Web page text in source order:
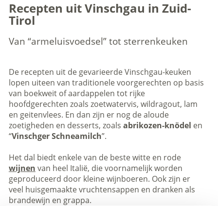
Recepten uit Vinschgau in Zuid-
Tirol
Van “armeluisvoedsel” tot sterrenkeuken
De recepten uit de gevarieerde Vinschgau-keuken
lopen uiteen van traditionele voorgerechten op basis
van boekweit of aardappelen tot rijke
hoofdgerechten zoals zoetwatervis, wildragout, lam
en geitenvlees. En dan zijn er nog de aloude
zoetigheden en desserts, zoals abrikozen-knödel en
“Vinschger Schneamilch”.
Het dal biedt enkele van de beste witte en rode
wijnen van heel Italië, die voornamelijk worden
geproduceerd door kleine wijnboeren. Ook zijn er
veel huisgemaakte vruchtensappen en dranken als
brandewijn en grappa.